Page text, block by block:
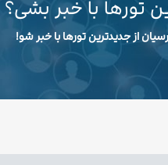
تورها با خبر بشی؟
از جدیدترین تورها با خبر شو!